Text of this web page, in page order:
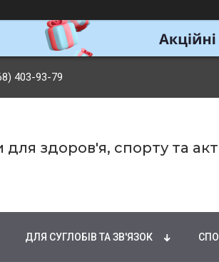
403-93-79
для здоров'я, спорту та
ДЛЯ СУГЛОБІВ ТА ЗВ'ЯЗОК